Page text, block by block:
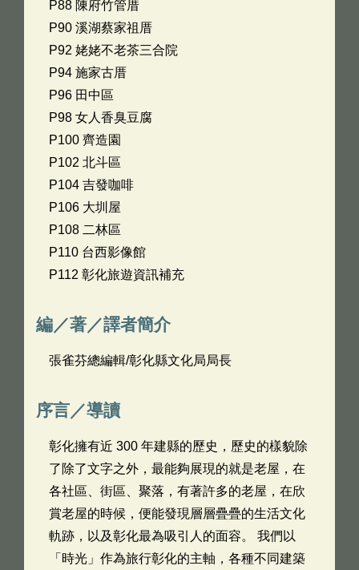
P88 陳府竹管厝
P90 溪湖蔡家祖厝
P92 姥姥不老茶三合院
P94 施家古厝
P96 田中區
P98 女人香臭豆腐
P100 齊造園
P102 北斗區
P104 吉發咖啡
P106 大圳屋
P108 二林區
P110 台西影像館
P112 彰化旅遊資訊補充
編／著／譯者簡介
張雀芬總編輯/彰化縣文化局局長
序言／導讀
彰化擁有近 300 年建縣的歷史，歷史的樣貌除
了除了文字之外，最能夠展現的就是老屋，在
各社區、街區、聚落，有著許多的老屋，在欣
賞老屋的時候，便能發現層層疊疊的生活文化
軌跡，以及彰化最為吸引人的面容。 我們以
「時光」作為旅行彰化的主軸，各種不同建築